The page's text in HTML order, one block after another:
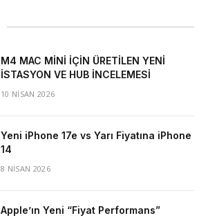
M4 MAC MİNİ İÇİN ÜRETİLEN YENİ
İSTASYON VE HUB İNCELEMESİ
10 NISAN 2026
Yeni iPhone 17e vs Yarı Fiyatına iPhone
14
8 NISAN 2026
Apple’ın Yeni “Fiyat Performans”